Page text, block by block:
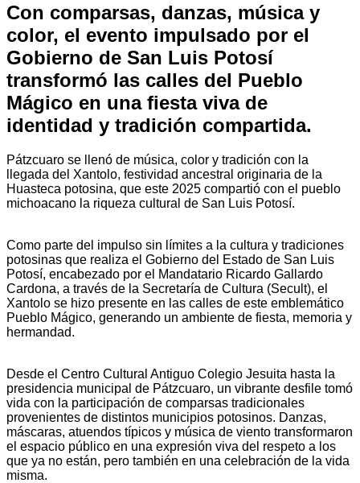
Con comparsas, danzas, música y
color, el evento impulsado por el
Gobierno de San Luis Potosí
transformó las calles del Pueblo
Mágico en una fiesta viva de
identidad y tradición compartida.
Pátzcuaro se llenó de música, color y tradición con la
llegada del Xantolo, festividad ancestral originaria de la
Huasteca potosina, que este 2025 compartió con el pueblo
michoacano la riqueza cultural de San Luis Potosí.
Como parte del impulso sin límites a la cultura y tradiciones
potosinas que realiza el Gobierno del Estado de San Luis
Potosí, encabezado por el Mandatario Ricardo Gallardo
Cardona, a través de la Secretaría de Cultura (Secult), el
Xantolo se hizo presente en las calles de este emblemático
Pueblo Mágico, generando un ambiente de fiesta, memoria y
hermandad.
Desde el Centro Cultural Antiguo Colegio Jesuita hasta la
presidencia municipal de Pátzcuaro, un vibrante desfile tomó
vida con la participación de comparsas tradicionales
provenientes de distintos municipios potosinos. Danzas,
máscaras, atuendos típicos y música de viento transformaron
el espacio público en una expresión viva del respeto a los
que ya no están, pero también en una celebración de la vida
misma.